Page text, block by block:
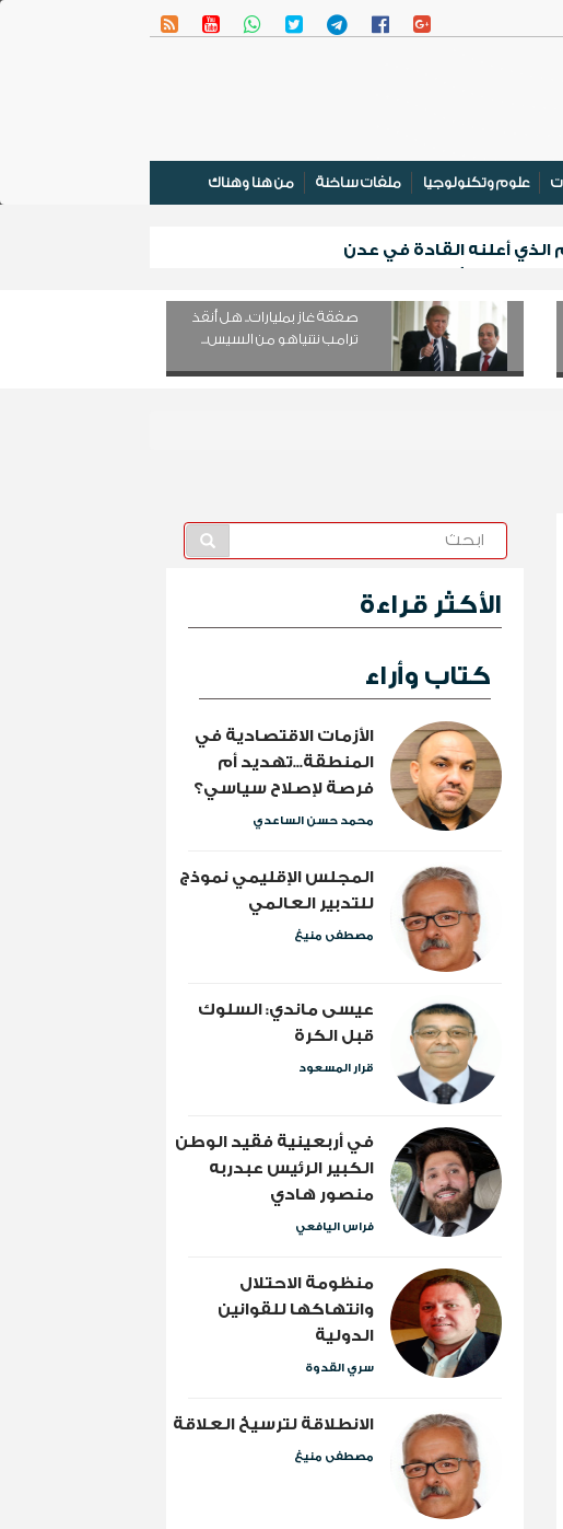
علوم وتكنولوجيا ملفات ساخنة من هنا وهناك
الذي أعلنه القادة في عدن
صفقة غاز بمليارات.. هل أنقذ
ترامب نتنياهو من السيس...
الأكثر قراءة
كتاب وأراء
الأزمات الاقتصادية في
المنطقة...تهديد أم
فرصة لإصلاح سياسي؟
محمد حسن الساعدي
المجلس الإقليمي نموذج
للتدبير العالمي
مصطفى منيغ
عيسى ماندي: السلوك
قبل الكرة
قرار المسعود
​في أربعينية فقيد الوطن
الكبير الرئيس عبدربه
منصور هادي
فراس اليافعي
منظومة الاحتلال
وانتهاكها للقوانين
الدولية
سري القدوة
الانطلاقة لترسيخ العلاقة
مصطفى منيغ